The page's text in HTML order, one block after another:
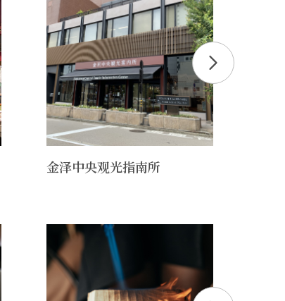
金泽中央观光指南所